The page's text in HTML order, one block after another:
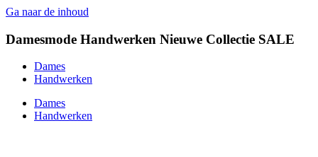
Ga naar de inhoud
Damesmode Handwerken Nieuwe Collectie SALE
Dames
Handwerken
Dames
Handwerken